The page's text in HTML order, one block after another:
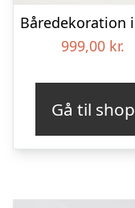
999,00 kr.
Gå til shop